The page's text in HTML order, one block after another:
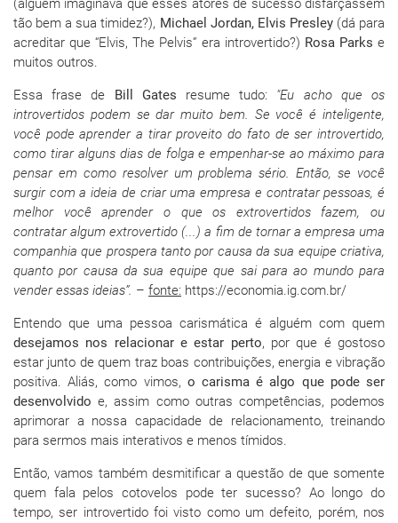
(alguém imaginava que esses atores de sucesso disfarçassem
tão bem a sua timidez?), Michael Jordan, Elvis Presley (dá para
acreditar que “Elvis, The Pelvis” era introvertido?) Rosa Parks e
muitos outros.
Essa frase de Bill Gates resume tudo: "Eu acho que os
introvertidos podem se dar muito bem. Se você é inteligente,
você pode aprender a tirar proveito do fato de ser introvertido,
como tirar alguns dias de folga e empenhar-se ao máximo para
pensar em como resolver um problema sério. Então, se você
surgir com a ideia de criar uma empresa e contratar pessoas, é
melhor você aprender o que os extrovertidos fazem, ou
contratar algum extrovertido (...) a fim de tornar a empresa uma
companhia que prospera tanto por causa da sua equipe criativa,
quanto por causa da sua equipe que sai para ao mundo para
vender essas ideias”. – fonte: https://economia.ig.com.br/
Entendo que uma pessoa carismática é alguém com quem
desejamos nos relacionar e estar perto, por que é gostoso
estar junto de quem traz boas contribuições, energia e vibração
positiva. Aliás, como vimos, o carisma é algo que pode ser
desenvolvidoe, assim como outras competências, podemos
aprimorar a nossa capacidade de relacionamento, treinando
para sermos mais interativos e menos tímidos.
Então, vamos também desmitificar a questão de que somente
quem fala pelos cotovelos pode ter sucesso? Ao longo do
tempo, ser introvertido foi visto como um defeito, porém, nos